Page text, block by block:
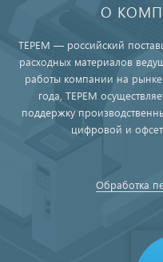
О
ТЕРЕМ — российский
расходных материалов
работы компании на
года, ТЕРЕМ
поддержку
цифровой и
Обработка